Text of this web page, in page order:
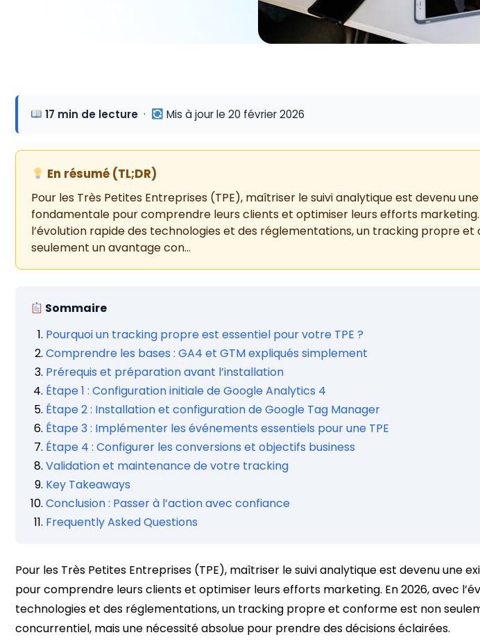
17 min de lecture · Mis à jour le 20 février 2026
En résumé (TL;DR)
Pour les Très Petites Entreprises (TPE), maîtriser le suivi analytique est devenu
fondamentale pour comprendre leurs clients et optimiser leurs efforts marketing.
l’évolution rapide des technologies et des réglementations, un tracking propre
seulement un avantage con…
Sommaire
Pourquoi un tracking propre est essentiel pour votre TPE ?
Comprendre les bases : GA4 et GTM expliqués simplement
Prérequis et préparation avant l’installation
Étape 1 : Configuration initiale de Google Analytics 4
Étape 2 : Installation et configuration de Google Tag Manager
Étape 3 : Implémenter les événements essentiels pour une TPE
Étape 4 : Configurer les conversions et objectifs business
Validation et maintenance de votre tracking
Key Takeaways
Conclusion : Passer à l’action avec confiance
Frequently Asked Questions
Pour les Très Petites Entreprises (TPE), maîtriser le suivi analytique est devenu une
pour comprendre leurs clients et optimiser leurs efforts marketing. En 2026, avec
technologies et des réglementations, un tracking propre et conforme est non
concurrentiel, mais une nécessité absolue pour prendre des décisions éclairées.